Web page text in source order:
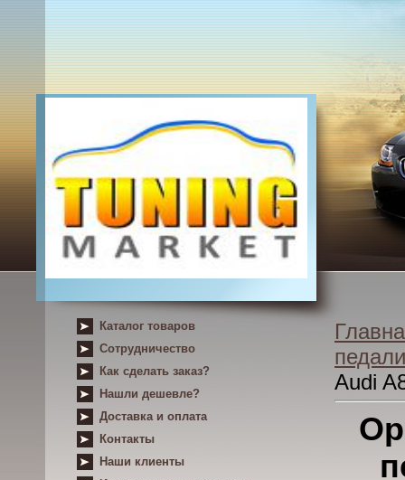
Каталог товаров
Сотрудничество
Как сделать заказ?
Нашли дешевле?
Доставка и оплата
Контакты
Наши клиенты
педали
Audi